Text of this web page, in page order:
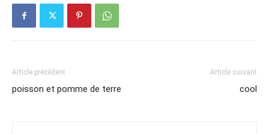
Article précédent
poisson et pomme de terre
Article suivant
cool